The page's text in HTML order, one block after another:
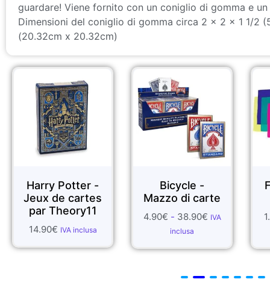
guardare! Viene fornito con un coniglio di gomma e
Dimensioni del coniglio di gomma circa 2 x 2 x 1 1/2
(20.32cm x 20.32cm)
Harry Potter -
Jeux de cartes
par Theory11
14.90€ IVA inclusa
Bicycle -
Mazzo di carte
4.90€ - 38.90€ IVA
inclusa